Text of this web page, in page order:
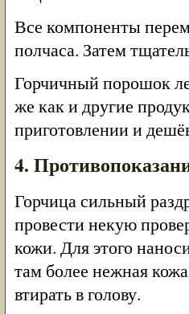
Все компоненты
полчаса. Затем
Горчичный порошок
же как и другие
приготовлении и
4.
Горчица сильный
провести некую
кожи. Для этого
там более нежная
втирать в голову.